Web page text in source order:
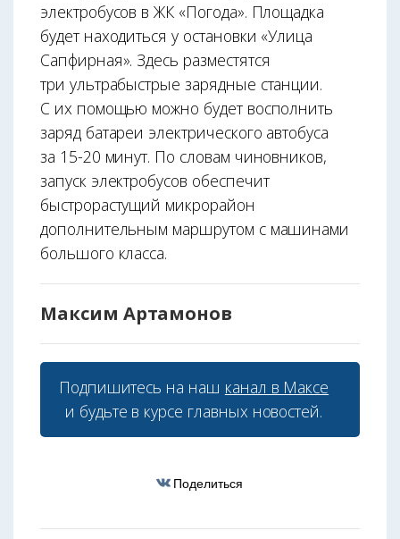
электробусов в ЖК «Погода». Площадка
будет находиться у остановки «Улица
Сапфирная». Здесь разместятся
три ультрабыстрые зарядные станции.
С их помощью можно будет восполнить
заряд батареи электрического автобуса
за 15-20 минут. По словам чиновников,
запуск электробусов обеспечит
быстрорастущий микрорайон
дополнительным маршрутом с машинами
большого класса.
Максим Артамонов
Подпишитесь на наш канал в Максе
и будьте в курсе главных новостей.
Поделиться